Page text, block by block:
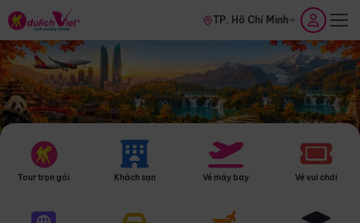
TP. Hồ Chí Minh
Tour trọn gói Khách sạn Vé máy bay Vé vui chơi